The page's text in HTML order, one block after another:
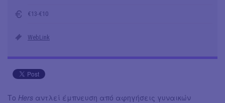
€13-€10
WebLink
Το Hers αντλεί έμπνευση από αφηγήσεις γυναικών